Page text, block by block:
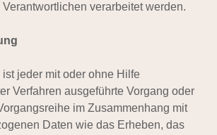
verarbeitet werden.
jeder mit oder ohne Hilfe
Verfahren ausgeführte Vorgang oder
im Zusammenhang mit
Daten wie das Erheben, das